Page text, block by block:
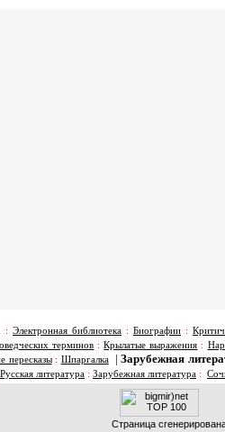
: Электронная библиотека : Биографии :
терминов :Крылатые выражения :
пересказы: Шпаргалка | Зарубежная
Русская литература : Зарубежная литература :
Страница